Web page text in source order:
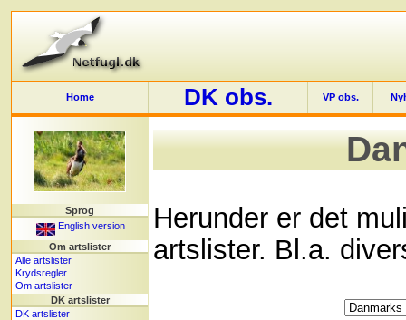
Home DK obs. VP obs.
Sprog
English version
Om artslister
Alle artslister
Krydsregler
Om artslister
DK artslister
DK artslister
Herunder er det
artslister. Bl.a.